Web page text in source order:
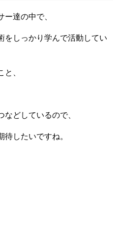
達の中で、
をしっかり学んで活動してい
、
どしているので、
したいですね。